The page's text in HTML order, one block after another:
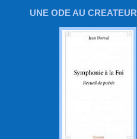
UNE ODE AU CREATEUR